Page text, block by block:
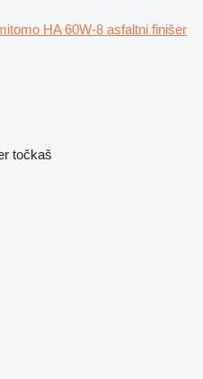
HA 60W-8 asfaltni finišer
točkaš